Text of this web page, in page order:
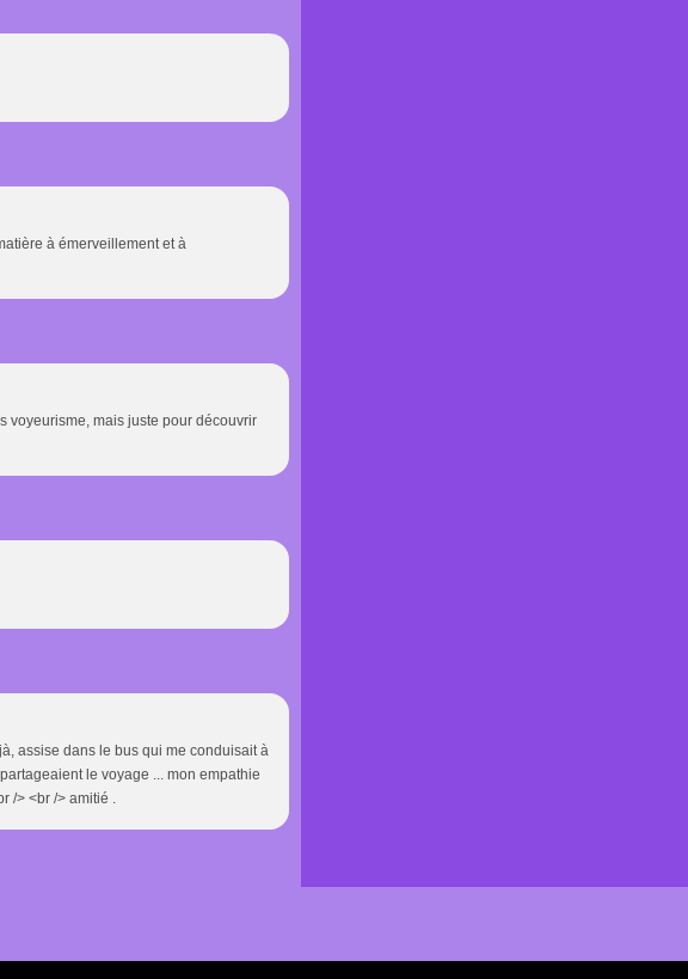
à émerveillement et à
voyeurisme, mais juste pour découvrir
assise dans le bus qui me conduisait à
le voyage ... mon empathie
/> <br /> amitié .